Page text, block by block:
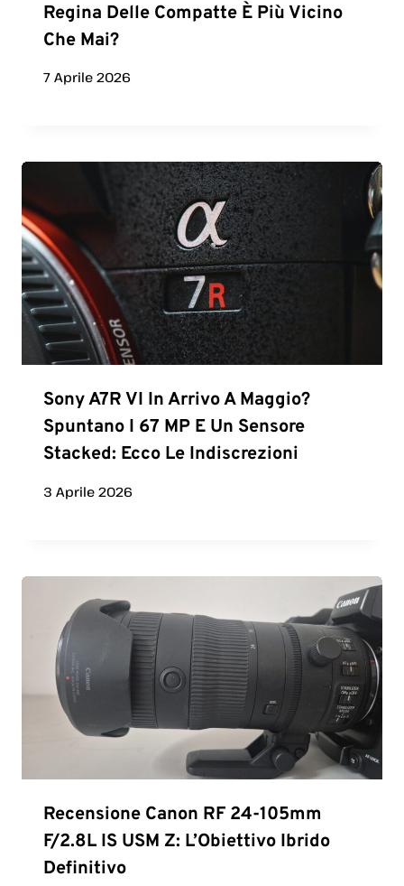
Regina Delle Compatte È Più Vicino
Che Mai?
7 Aprile 2026
Sony A7R VI In Arrivo A Maggio?
Spuntano I 67 MP E Un Sensore
Stacked: Ecco Le Indiscrezioni
3 Aprile 2026
Recensione Canon RF 24-105mm
F/2.8L IS USM Z: L’Obiettivo Ibrido
Definitivo